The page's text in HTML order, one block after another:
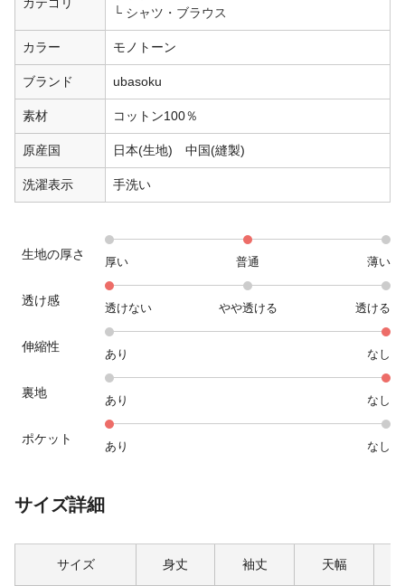
カテゴリ
シャツ・ブラウス
カラー モノトーン
ブランド ubasoku
素材 コットン100％
原産国 日本(生地) 中国(縫製)
洗濯表示 手洗い
生地の厚さ
厚い 普通 薄い
透け感
透けない やや透ける 透ける
伸縮性
あり なし
裏地
あり なし
ポケット
あり なし
サイズ詳細
サイズ 身丈 袖丈 天幅